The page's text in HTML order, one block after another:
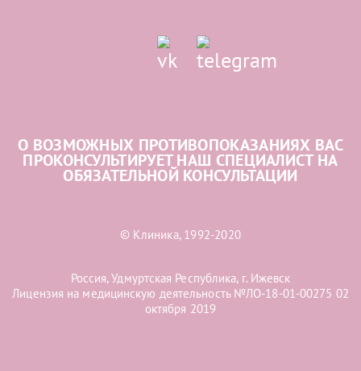
О ВОЗМОЖНЫХ ПРОТИВОПОКАЗАНИЯХ ВАС
ПРОКОНСУЛЬТИРУЕТ НАШ СПЕЦИАЛИСТ НА
ОБЯЗАТЕЛЬНОЙ КОНСУЛЬТАЦИИ
© Клиника, 1992-2020
Россия, Удмуртская Республика, г. Ижевск
Лицензия на медицинскую деятельность №ЛО-18-01-00275 02
октября 2019